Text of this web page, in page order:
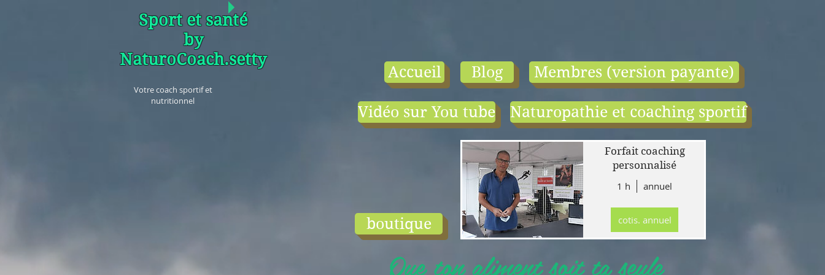
Sport et santé
by
NaturoCoach.setty
Votre coach sportif et
nutritionnel
Accueil Blog Membres (version payante)
Vidéo sur You tube Naturopathie et coaching sportif
boutique
- le tarif comprend:
1) une visio-
conférence par
mois en salle ou en
ligne.
2) 1 cours en
groupe de condition
physique en ligne
ou en salle par
semaine (sauf juillet
Forfait coaching
personnalisé
1 h
annuel
cotis. annuel
Que ton aliment soit ta seule